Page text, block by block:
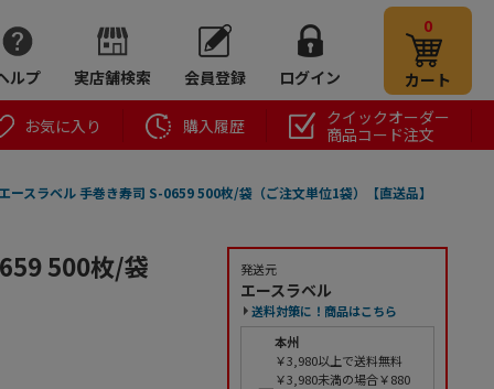
ルプ 実店舗検索 会員登録 ログイン
0
カート
お気に入り 購入履歴
クイックオーダー
商品コード注文
ースラベル 手巻き寿司 S-0659 500枚/袋（ご注文単位1袋）【直送品】
500枚/袋 発送元
エースラベル
送料対策に！商品はこちら
本州
￥3,980以上で送料無料
￥3,980未満の場合￥880